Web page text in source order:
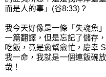
而是人的事」(谷8:33) ?
我今天好像是一條「失魂魚
一篇翻譯，但是忘記了儲存
吃飯，竟是愈幫愈忙，慶幸
我一命，我就是一個連飯碗
哉！